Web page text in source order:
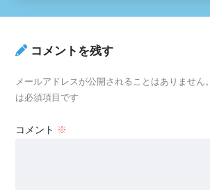
コメントを残す
メールアドレスが公開されることはありません。
は必須項目です
コメント ※